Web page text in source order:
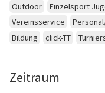
Outdoor
Einzelsport
Vereinsservice
Bildung
click-TT
Zeitraum